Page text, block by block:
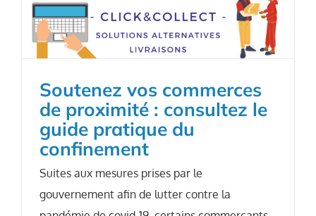
Soutenez vos commerces
de proximité : consultez le
guide pratique du
confinement
Suites aux mesures prises par le
gouvernement afin de lutter contre la